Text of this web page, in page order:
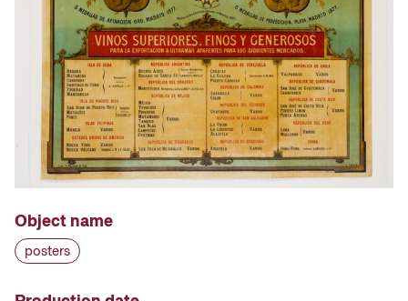
Object name
posters